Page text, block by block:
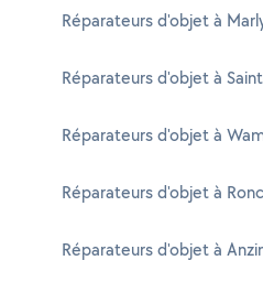
Réparateurs d'objet à
Réparateurs d'objet à
Réparateurs d'objet à
Réparateurs d'objet à
Réparateurs d'objet à